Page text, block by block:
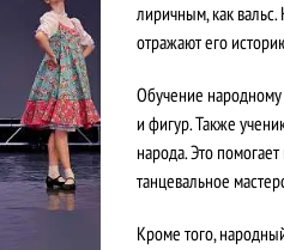
лиричным, как
отражают его
Обучение народному
и фигур. Также
народа. Это
танцевальное
Кроме того,